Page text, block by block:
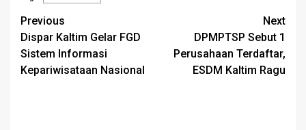
Post
navigation
Previous
Dispar Kaltim Gelar FGD
Sistem Informasi
Kepariwisataan Nasional
Next
DPMPTSP Sebut 1
Perusahaan Terdaftar,
ESDM Kaltim Ragu